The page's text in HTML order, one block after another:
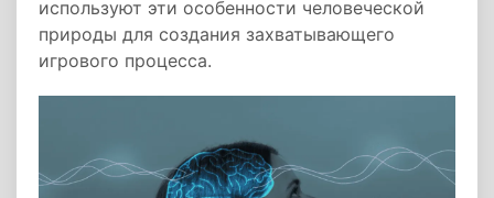
используют эти особенности человеческой
природы для создания захватывающего
игрового процесса.